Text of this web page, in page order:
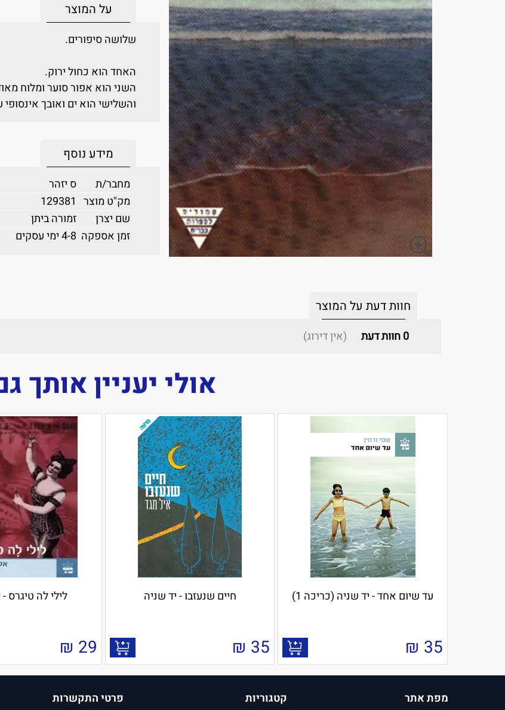
על המוצר
שלושה סיפורים.
האחד הוא כחול ירוק.
השני הוא אפור סוער ומלוח
והשלישי הוא ים ואובך
מידע נוסף
מחבר/ת
ס יזהר
מק"ט מוצר 129381
שם יצרן
זמורה ביתן
זמן אספקה 4-8 ימי עסקים
חוות דעת על המוצר
0חוות דעת (אין דירוג)
אולי יעניין אותך
עד שיום אחד - יד שניה (כריכה 1)
35
₪
חיים שנעזבו - יד שניה
35
₪
לילי לה טיגרס
29
₪
מפת אתר קטגוריות פרטי התקשרות